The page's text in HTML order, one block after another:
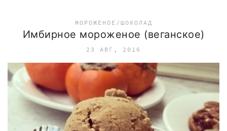
МОРОЖЕНОЕ/ШОКОЛАД
Имбирное мороженое (веганское)
23 АВГ, 2016